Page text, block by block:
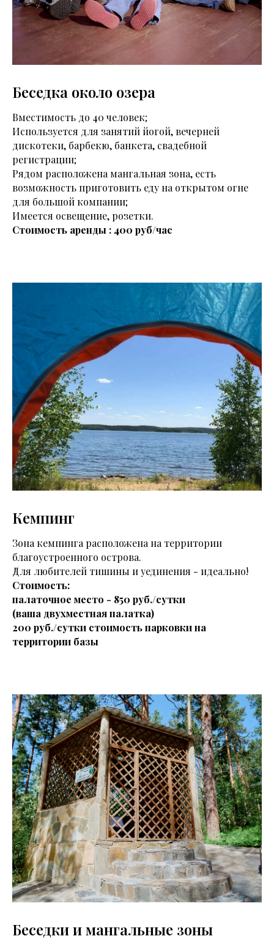
Беседка около озера
Вместимость до 40 человек;
Используется для занятий йогой, вечерней
дискотеки, барбекю, банкета, свадебной
регистрации;
Рядом расположена мангальная зона, есть
возможность приготовить еду на открытом огне
для большой компании;
Имеется освещение, розетки.
Стоимость аренды : 400 руб/час
Кемпинг
Зона кемпинга расположена на территории
благоустроенного острова.
Для любителей тишины и уединения - идеально!
Стоимость:
палаточное место - 850 руб./сутки
(ваша двухместная палатка)
200 руб./сутки стоимость парковки на
территории базы
Беседки и мангальные зоны